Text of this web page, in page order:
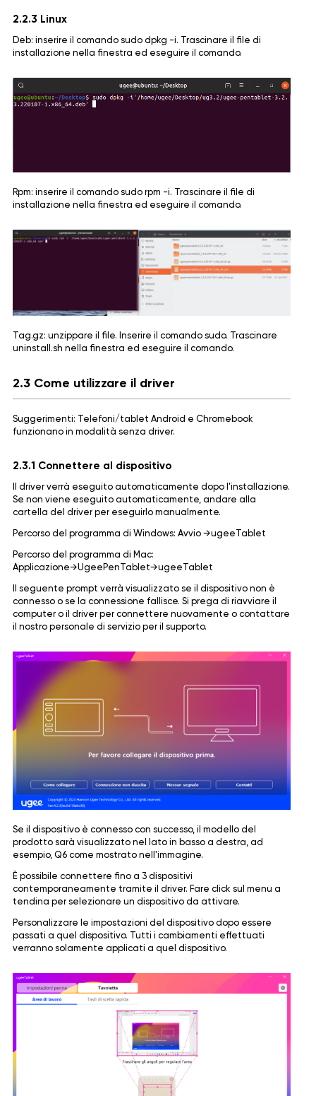
2.2.3 Linux
Deb: inserire il comando sudo dpkg -i. Trascinare il file di
installazione nella finestra ed eseguire il comando.
Rpm: inserire il comando sudo rpm -i. Trascinare il file di
installazione nella finestra ed eseguire il comando.
Tag.gz: unzippare il file. Inserire il comando sudo. Trascinare
uninstall.sh nella finestra ed eseguire il comando.
2.3 Come utilizzare il driver
Suggerimenti: Telefoni/tablet Android e Chromebook
funzionano in modalità senza driver.
2.3.1 Connettere al dispositivo
Il driver verrà eseguito automaticamente dopo l'installazione.
Se non viene eseguito automaticamente, andare alla
cartella del driver per eseguirlo manualmente.
Percorso del programma di Windows: Avvio →ugeeTablet
Percorso del programma di Mac:
Applicazione→UgeePenTablet→ugeeTablet
Il seguente prompt verrà visualizzato se il dispositivo non è
connesso o se la connessione fallisce. Si prega di riavviare il
computer o il driver per connettere nuovamente o contattare
il nostro personale di servizio per il supporto.
Se il dispositivo è connesso con successo, il modello del
prodotto sarà visualizzato nel lato in basso a destra, ad
esempio, Q6 come mostrato nell'immagine.
È possibile connettere fino a 3 dispositivi
contemporaneamente tramite il driver. Fare click sul menu a
tendina per selezionare un dispositivo da attivare.
Personalizzare le impostazioni del dispositivo dopo essere
passati a quel dispositivo. Tutti i cambiamenti effettuati
verranno solamente applicati a quel dispositivo.